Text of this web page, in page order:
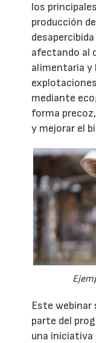
los
producción
afectando al
alimentaria y
mediante
forma
y mejorar el
Este webinar
parte del
una iniciativa